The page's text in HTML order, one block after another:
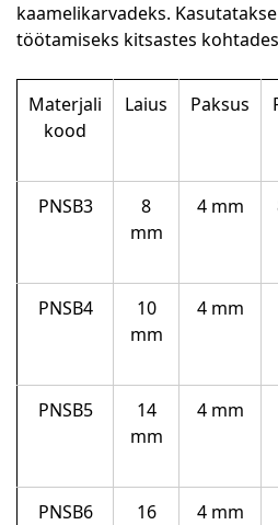
kaamelikarvadeks.
töötamiseks kitsastes
Materjali
kood
Laius Paksus
PNSB3
8
mm
4 mm
PNSB4
10
mm
4 mm
PNSB5
14
mm
4 mm
PNSB6
16
4 mm